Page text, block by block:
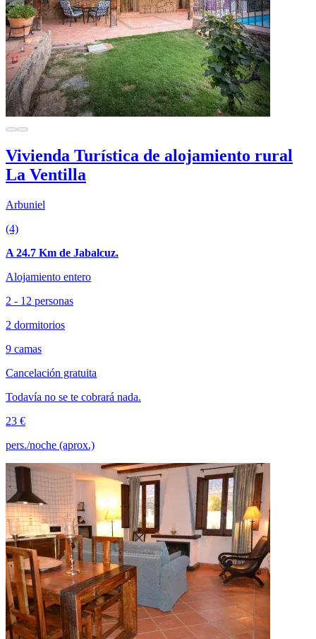
Vivienda Turística de alojamiento rural
La Ventilla
Arbuniel
(4)
A 24.7 Km de Jabalcuz.
Alojamiento entero
2 - 12 personas
2 dormitorios
9 camas
Cancelación gratuita
Todavía no se te cobrará nada.
23 €
pers./noche (aprox.)